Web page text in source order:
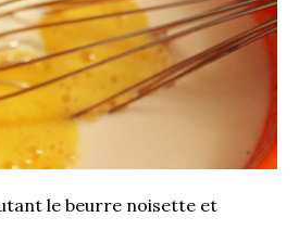
le beurre noisette et